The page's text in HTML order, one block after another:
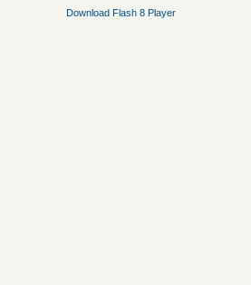
Download Flash 8 Player